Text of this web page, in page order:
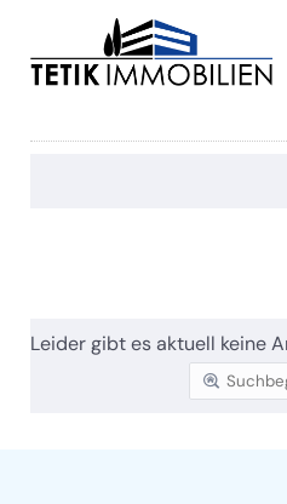
Leider gibt es aktuell keine